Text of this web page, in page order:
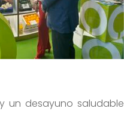
un desayuno saludable